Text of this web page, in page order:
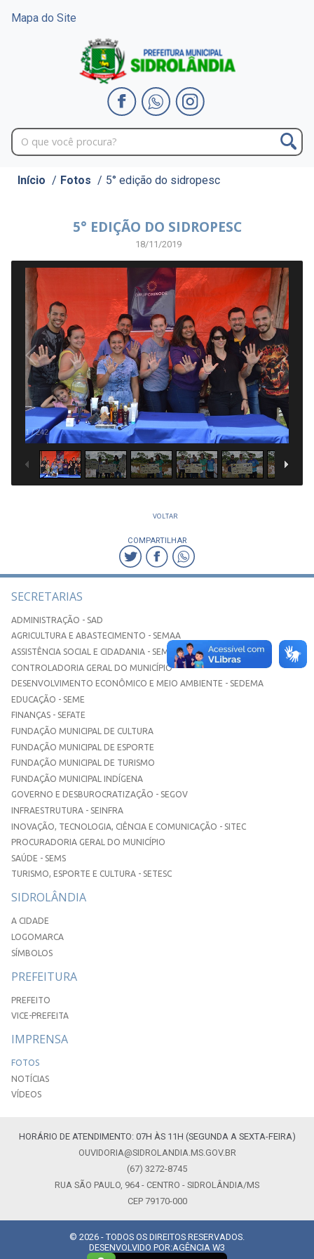
Mapa do Site
Início / Fotos / 5° edição do sidropesc
5° EDIÇÃO DO SIDROPESC
18/11/2019
1/242
VOLTAR
COMPARTILHAR
SECRETARIAS
ADMINISTRAÇÃO - SAD
AGRICULTURA E ABASTECIMENTO - SEMAA
ASSISTÊNCIA SOCIAL E CIDADANIA - SEMASC
CONTROLADORIA GERAL DO MUNICÍPIO
DESENVOLVIMENTO ECONÔMICO E MEIO AMBIENTE - SEDEMA
EDUCAÇÃO - SEME
FINANÇAS - SEFATE
FUNDAÇÃO MUNICIPAL DE CULTURA
FUNDAÇÃO MUNICIPAL DE ESPORTE
FUNDAÇÃO MUNICIPAL DE TURISMO
FUNDAÇÃO MUNICIPAL INDÍGENA
GOVERNO E DESBUROCRATIZAÇÃO - SEGOV
INFRAESTRUTURA - SEINFRA
INOVAÇÃO, TECNOLOGIA, CIÊNCIA E COMUNICAÇÃO - SITEC
PROCURADORIA GERAL DO MUNICÍPIO
SAÚDE - SEMS
TURISMO, ESPORTE E CULTURA - SETESC
SIDROLÂNDIA
A CIDADE
LOGOMARCA
SÍMBOLOS
PREFEITURA
PREFEITO
VICE-PREFEITA
IMPRENSA
FOTOS
NOTÍCIAS
VÍDEOS
HORÁRIO DE ATENDIMENTO: 07H ÀS 11H (SEGUNDA A SEXTA-FEIRA)
OUVIDORIA@SIDROLANDIA.MS.GOV.BR
(67) 3272-8745
RUA SÃO PAULO, 964 - CENTRO - SIDROLÂNDIA/MS
CEP 79170-000
© 2026 - TODOS OS DIREITOS RESERVADOS.
DESENVOLVIDO POR:AGÊNCIA W3